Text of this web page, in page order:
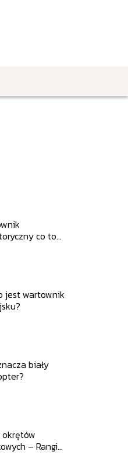
co to
jest wartownik
biały
okrętów
– Rangi